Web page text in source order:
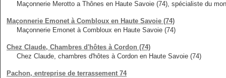
Maçonnerie Merotto a Thônes en Haute Savoie (74), spécialiste du
Maçonnerie Emonet à Combloux en Haute Savoie (74)
Maçonnerie Emonet à Combloux en Haute Savoie (74)
Chez Claude, Chambres d'hôtes à Cordon (74)
Chez Claude, chambres d'hôtes à Cordon en Haute Savoie (74)
Pachon, entreprise de terrassement 74